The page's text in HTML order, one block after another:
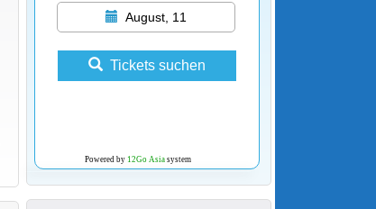
August, 11
Tickets suchen
Powered by 12Go Asiasystem